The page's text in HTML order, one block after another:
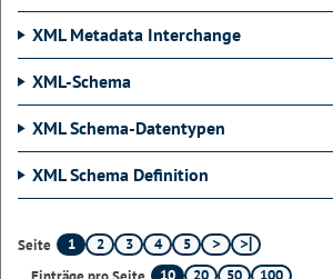
XML Metadata Interchange
XML-Schema
XML Schema-Datentypen
XML Schema Definition
Seite 1 2 3 4
5
10 20 50 100